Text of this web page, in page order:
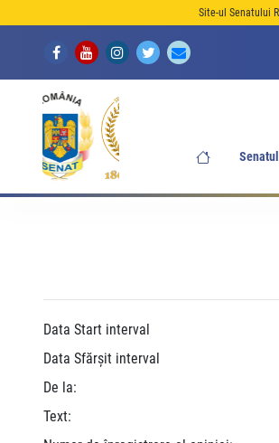
Site-ul Senatului
Data Start interval
Data Sfărșit interval
De la:
Text: